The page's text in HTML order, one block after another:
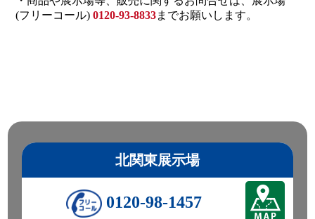
(フリーコール) 0120-93-8833までお願いします。
北関東展示場
0120-98-1457